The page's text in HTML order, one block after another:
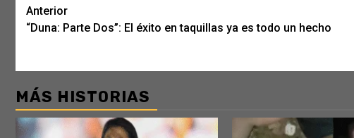
Post
navigation
Anterior
“Duna: Parte Dos”: El éxito en taquillas ya es todo un hecho
MÁS HISTORIAS